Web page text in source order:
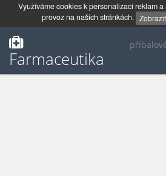
Využíváme cookies k personalizaci reklam
provoz na našich stránkách.
Farmaceutika